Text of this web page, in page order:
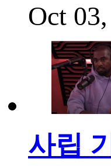
Oct
사립